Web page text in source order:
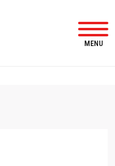
MENU